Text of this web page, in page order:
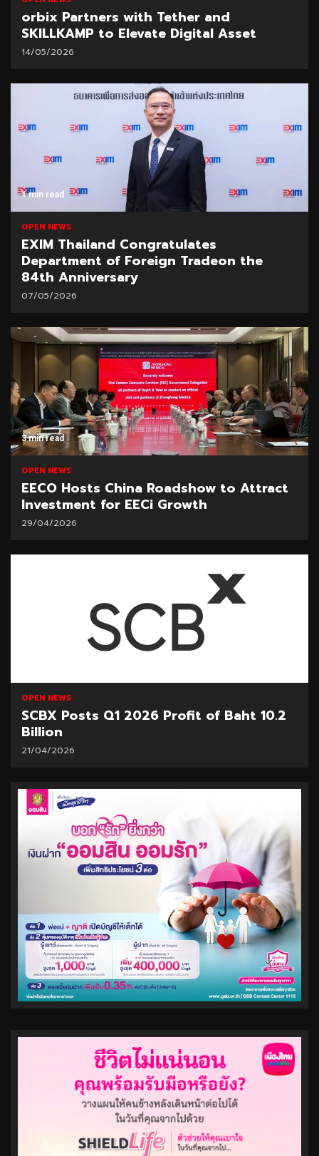
orbix Partners with Tether and
SKILLKAMP to Elevate Digital Asset
14/05/2026
1 min read
OPEN NEWS
EXIM Thailand Congratulates
Department of Foreign Tradeon the
84th Anniversary
07/05/2026
3 min read
OPEN NEWS
EECO Hosts China Roadshow to Attract
Investment for EECi Growth
29/04/2026
OPEN NEWS
SCBX Posts Q1 2026 Profit of Baht 10.2
Billion
21/04/2026